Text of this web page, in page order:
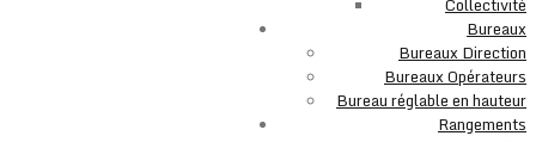
Bureaux
Bureaux Direction
Bureaux Opérateurs
Bureau réglable en hauteur
Rangements